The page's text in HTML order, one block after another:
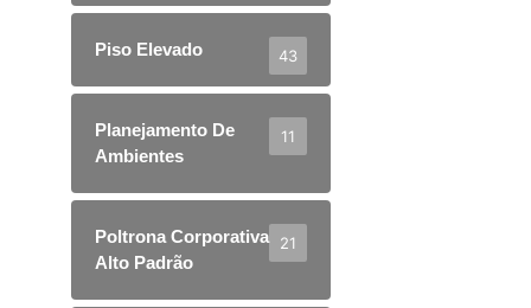
Piso Elevado 43
Planejamento De
Ambientes
11
Poltrona Corporativa
Alto Padrão
21